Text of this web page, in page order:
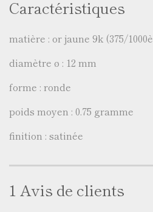
Caractéristiques
matière : or jaune 9k (375/
diamètre ø : 12 mm
forme : ronde
poids moyen : 0.75 gramme
finition : satinée
1 Avis de clients